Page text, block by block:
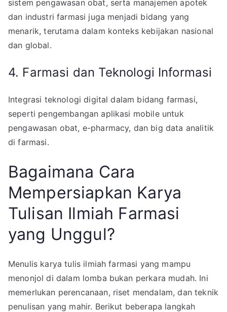
sistem pengawasan obat, serta manajemen apotek
dan industri farmasi juga menjadi bidang yang
menarik, terutama dalam konteks kebijakan nasional
dan global.
4. Farmasi dan Teknologi Informasi
Integrasi teknologi digital dalam bidang farmasi,
seperti pengembangan aplikasi mobile untuk
pengawasan obat, e-pharmacy, dan big data analitik
di farmasi.
Bagaimana Cara
Mempersiapkan Karya
Tulisan Ilmiah Farmasi
yang Unggul?
Menulis karya tulis ilmiah farmasi yang mampu
menonjol di dalam lomba bukan perkara mudah. Ini
memerlukan perencanaan, riset mendalam, dan teknik
penulisan yang mahir. Berikut beberapa langkah